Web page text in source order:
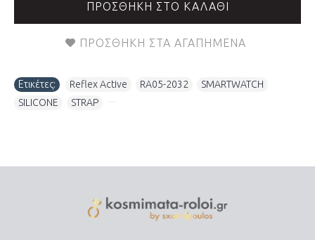
ΠΡΟΣΘΉΚΗ ΣΤΟ ΚΑΛΆΘΙ
ΠΡΟΣΘΉΚΗ ΣΤΑ ΑΓΑΠΗΜΈΝΑ
Ετικέτες: Reflex Active RA05-2032 SMARTWATCH
SILICONE
STRAP